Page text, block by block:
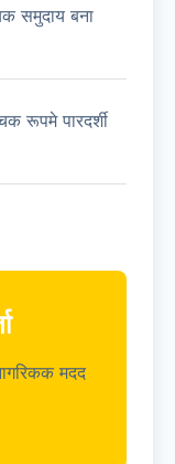
समुदाय बना
रूपमे पारदर्शी
मदद